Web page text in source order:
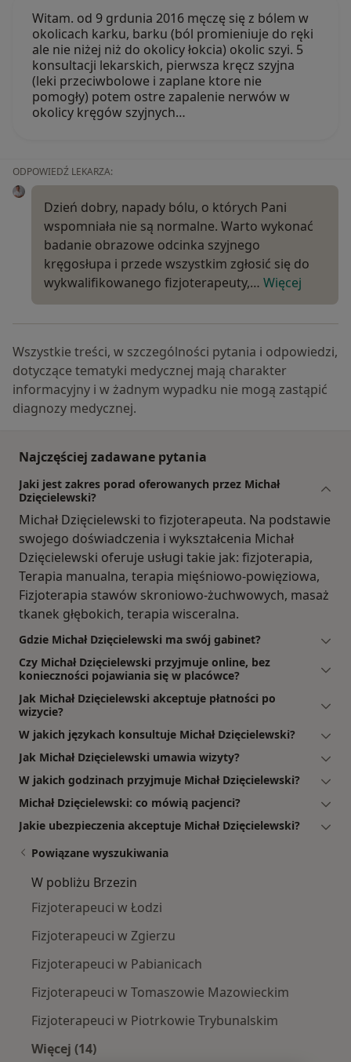
Witam. od 9 grdunia 2016 męczę się z bólem w
okolicach karku, barku (ból promieniuje do ręki
ale nie niżej niż do okolicy łokcia) okolic szyi. 5
konsultacji lekarskich, pierwsza kręcz szyjna
(leki przeciwbolowe i zaplane ktore nie
pomogły) potem ostre zapalenie nerwów w
okolicy kręgów szyjnych…
ODPOWIEDŹ LEKARZA:
Dzień dobry, napady bólu, o których Pani
wspomniała nie są normalne. Warto wykonać
badanie obrazowe odcinka szyjnego
kręgosłupa i przede wszystkim zgłosić się do
wykwalifikowanego fizjoterapeuty,… Więcej
Wszystkie treści, w szczególności pytania i odpowiedzi,
dotyczące tematyki medycznej mają charakter
informacyjny i w żadnym wypadku nie mogą zastąpić
diagnozy medycznej.
Najczęściej zadawane pytania
Jaki jest zakres porad oferowanych przez Michał
Dzięcielewski?
Michał Dzięcielewski to fizjoterapeuta. Na podstawie
swojego doświadczenia i wykształcenia Michał
Dzięcielewski oferuje usługi takie jak: fizjoterapia,
Terapia manualna, terapia mięśniowo-powięziowa,
Fizjoterapia stawów skroniowo-żuchwowych, masaż
tkanek głębokich, terapia wisceralna.
Gdzie Michał Dzięcielewski ma swój gabinet?
Czy Michał Dzięcielewski przyjmuje online, bez
konieczności pojawiania się w placówce?
Jak Michał Dzięcielewski akceptuje płatności po
wizycie?
W jakich językach konsultuje Michał Dzięcielewski?
Jak Michał Dzięcielewski umawia wizyty?
W jakich godzinach przyjmuje Michał Dzięcielewski?
Michał Dzięcielewski: co mówią pacjenci?
Jakie ubezpieczenia akceptuje Michał Dzięcielewski?
Powiązane wyszukiwania
W pobliżu Brzezin
Fizjoterapeuci w Łodzi
Fizjoterapeuci w Zgierzu
Fizjoterapeuci w Pabianicach
Fizjoterapeuci w Tomaszowie Mazowieckim
Fizjoterapeuci w Piotrkowie Trybunalskim
Więcej (14)